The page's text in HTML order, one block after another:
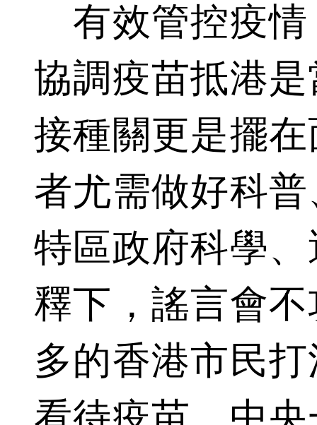
有效管控疫情
協調疫苗抵港
接種關更是擺
者尤需做好科
特區政府科學
釋下，謠言會
多的香港市民